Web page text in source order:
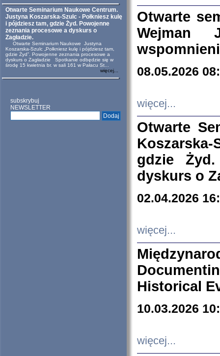
Otwarte Seminarium Naukowe Centrum.
Justyna Koszarska-Szulc - Połkniesz kulę
i pójdziesz tam, gdzie Żyd. Powojenne
zeznania procesowe a dyskurs o
Zagładzie.
Otwarte Seminarium Naukowe Justyna
Koszarska-Szulc „Połkniesz kulę i pójdziesz tam,
gdzie Żyd”. Powojenne zeznania procesowe a
dyskurs o Zagładzie Spotkanie odbędzie się w
środę 15 kwietnia br. w sali 161 w Pałacu St...
więcej...
subskrybuj
NEWSLETTER
Otwarte
Wejman
08.05.2026
więcej...
Otwarte
Koszarska-
gdzie
dyskurs o
02.04.2026
więcej...
Historical
10.03.2026
więcej...